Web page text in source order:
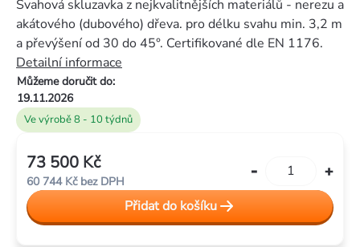
0,0
5
hvězdiček.
Ve výrobě 8 - 10 týdnů
Můžeme doručit do:
19.11.2026
Svahová skluzavka z nejkvalitnějších materiálů - nerezu a
akátového (dubového) dřeva. pro délku svahu min. 3,2 m
a převýšení od 30 do 45°. Certifikované dle EN 1176.
Detailní informace
73 500 Kč
60 744 Kč bez DPH
cena:
Přidat do košíku